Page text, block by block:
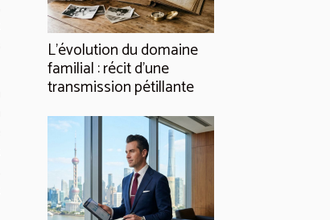
L’évolution du domaine
familial : récit d’une
transmission pétillante